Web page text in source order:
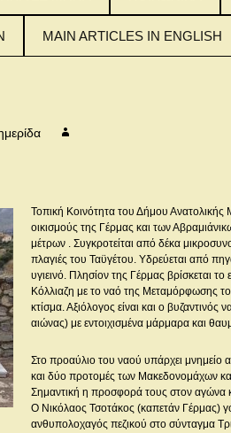
MAIN ARTICLES IN ENGLISH
2016 MAIN ARTICLES
Τοπική Κοινότητα του Δήμου
οικισμούς της Γέρμας και των
μέτρων . Συγκροτείται από δέκα
πλαγιές του Ταϋγέτου. Υδρεύεται από
υγιεινό. Πλησίον της Γέρμας βρίσκεται
Κόλλιαζη με το ναό της Μεταμόρφωσης
κτίσμα. Αξιόλογος είναι και ο
αιώνας) με εντοιχισμένα μάρμαρα και
Στο προαύλιο του ναού υπάρχει μνημείο
και δύο προτομές των Μακεδονομάχων
Σημαντική η προσφορά τους στον αγώνα
Ο Νικόλαος Τσοτάκος (καπετάν Γέρμας)
ανθυπολοχαγός πεζικού στο σύνταγμα